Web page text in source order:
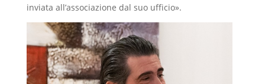
inviata all’associazione dal suo ufficio».